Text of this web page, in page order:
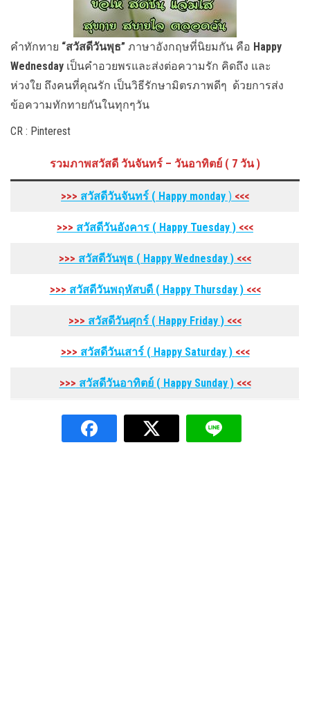
คำทักทาย “สวัสดีวันพุธ” ภาษาอังกฤษที่นิยมกัน คือ Happy
Wednesday เป็นคำอวยพรและส่งต่อความรัก คิดถึง และ
ห่วงใย ถึงคนที่คุณรัก เป็นวิธีรักษามิตรภาพดีๆ ด้วยการส่ง
ข้อความทักทายกันในทุกๆวัน
CR : Pinterest
รวมภาพสวัสดี วันจันทร์ – วันอาทิตย์ ( 7 วัน )
>>> สวัสดีวันจันทร์ ( Happy monday ) <<<
>>> สวัสดีวันอังคาร ( Happy Tuesday ) <<<
>>> สวัสดีวันพุธ ( Happy Wednesday ) <<<
>>> สวัสดีวันพฤหัสบดี ( Happy Thursday) <<<
>>> สวัสดีวันศุกร์ ( Happy Friday ) <<<
>>> สวัสดีวันเสาร์ ( Happy Saturday) <<<
>>> สวัสดีวันอาทิตย์ ( Happy Sunday) <<<